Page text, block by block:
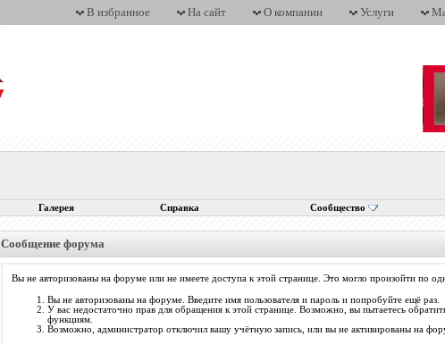
В избранное На сайт О компании Услуги
Галерея Справка Сообщество
Сообщение форума
Вы не авторизованы на форуме или не имеете доступа к этой странице. Это могло произойти по
Вы не авторизованы на форуме. Введите имя пользователя и пароль и попробуйте ещё раз.
У вас недостаточно прав для обращения к этой странице. Возможно, вы пытаетесь
функциям.
Возможно, администратор отключил вашу учётную запись, или вы не активированы на